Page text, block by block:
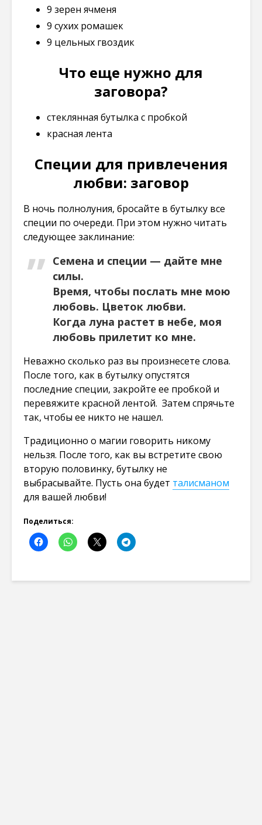
9 зерен ячменя
9 сухих ромашек
9 цельных гвоздик
Что еще нужно для
заговора?
стеклянная бутылка с пробкой
красная лента
Специи для привлечения
любви: заговор
В ночь полнолуния, бросайте в бутылку все
специи по очереди. При этом нужно читать
следующее заклинание:
Семена и специи — дайте мне
силы.
Время, чтобы послать мне мою
любовь. Цветок любви.
Когда луна растет в небе, моя
любовь прилетит ко мне.
Неважно сколько раз вы произнесете слова.
После того, как в бутылку опустятся
последние специи, закройте ее пробкой и
перевяжите красной лентой. Затем спрячьте
так, чтобы ее никто не нашел.
Традиционно о магии говорить никому
нельзя. После того, как вы встретите свою
вторую половинку, бутылку не
выбрасывайте. Пусть она будет талисманом
для вашей любви!
Поделиться: